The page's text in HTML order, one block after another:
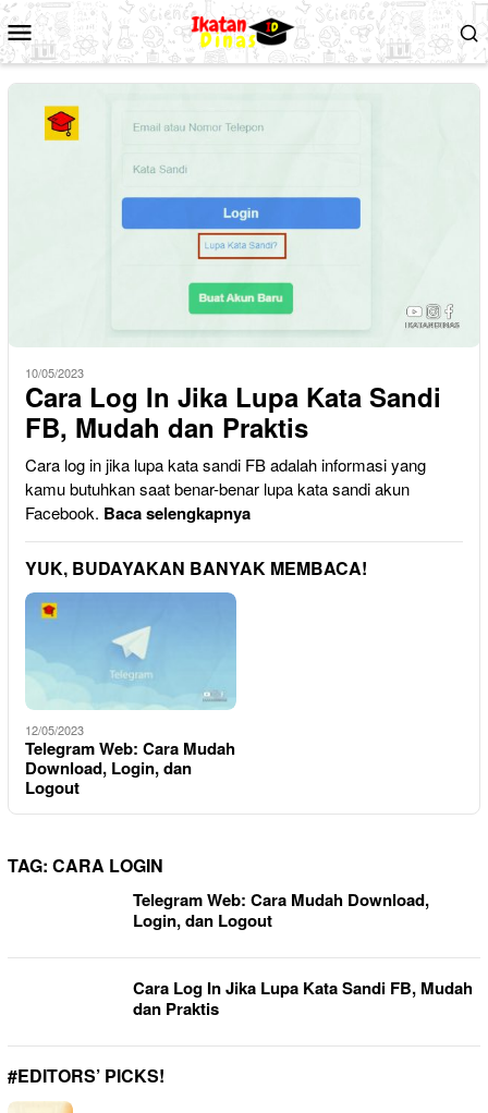
Loncat
ke
konten
Menu
Mobile
10/05/2023
Cara Log In Jika Lupa Kata Sandi
FB, Mudah dan Praktis
Cara log in jika lupa kata sandi FB adalah informasi yang
kamu butuhkan saat benar-benar lupa kata sandi akun
Facebook. Baca selengkapnya
YUK, BUDAYAKAN BANYAK MEMBACA!
12/05/2023
Telegram Web: Cara Mudah
Download, Login, dan
Logout
TAG: CARA LOGIN
Telegram Web: Cara Mudah Download,
Login, dan Logout
Cara Log In Jika Lupa Kata Sandi FB, Mudah
dan Praktis
#EDITORS’ PICKS!